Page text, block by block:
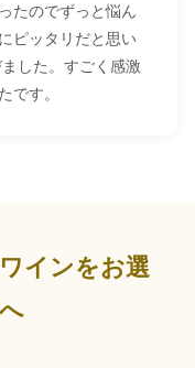
たのでずっと悩ん
ピッタリだと思い
した。すごく感激
です。
インをお選